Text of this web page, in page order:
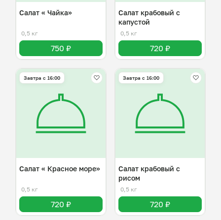
Салат « Чайка»
0,5 кг
750 ₽
Салат крабовый с
капустой
0,5 кг
720 ₽
Завтра c 16:00
Салат « Красное море»
0,5 кг
720 ₽
Завтра c 16:00
Салат крабовый с
рисом
0,5 кг
720 ₽